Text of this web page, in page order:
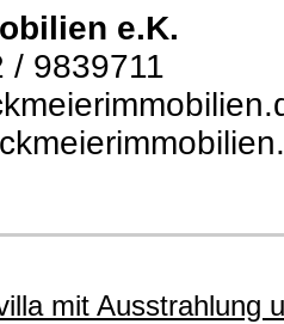
e.K.
/ 9839711
mit Ausstrahlung